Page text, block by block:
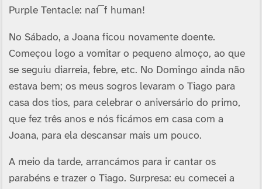
Purple Tentacle: naí¯f human!
No Sábado, a Joana ficou novamente doente.
Começou logo a vomitar o pequeno almoço, ao que
se seguiu diarreia, febre, etc. No Domingo ainda não
estava bem; os meus sogros levaram o Tiago para
casa dos tios, para celebrar o aniversário do primo,
que fez três anos e nós ficámos em casa com a
Joana, para ela descansar mais um pouco.
A meio da tarde, arrancámos para ir cantar os
parabéns e trazer o Tiago. Surpresa: eu comecei a